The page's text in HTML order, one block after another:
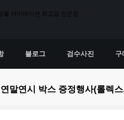
블로그 검수사진 구
말연시 박스 증정행사(롤렉